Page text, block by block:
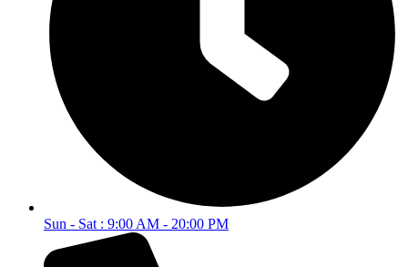
Sun - Sat : 9:00 AM - 20:00 PM